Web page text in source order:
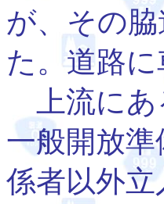
が、その
た。道路に
上流にあ
一般開放
係者以外